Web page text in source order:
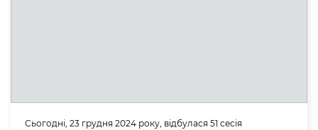
Сьогодні, 23 грудня 2024 року, відбулася 51 сесія